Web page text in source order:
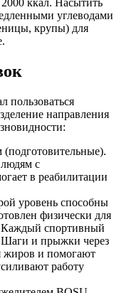
ккал. Насытить
углеводами
крупы) для
пользоваться
направления
с
в реабилитации
уровень способны
физически для
Каждый спортивный
Шаги и прыжки через
жиров и помогают
работу